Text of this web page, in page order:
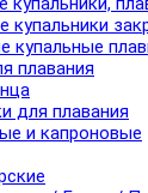
купальники
купальные
плавания
для плавания
и капроновые